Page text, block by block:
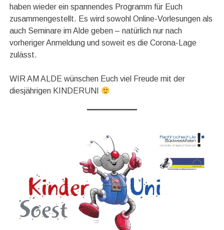
haben wieder ein spannendes Programm für Euch
zusammengestellt. Es wird sowohl Online-Vorlesungen als
auch Seminare im Alde geben – natürlich nur nach
vorheriger Anmeldung und soweit es die Corona-Lage
zulässt.
WIR AM ALDE wünschen Euch viel Freude mit der
diesjährigen KINDERUNI